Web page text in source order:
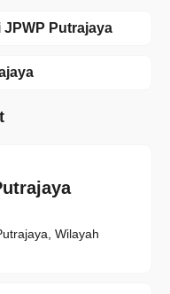
Putrajaya
Wilayah